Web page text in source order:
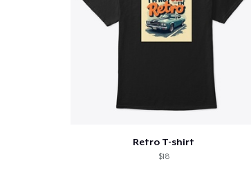
Retro T-shirt
$18